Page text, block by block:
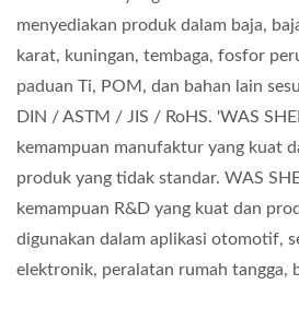
menyediakan produk dalam baja,
karat, kuningan, tembaga, fosfor
paduan Ti, POM, dan bahan lain
DIN / ASTM / JIS / RoHS. 'WAS
kemampuan manufaktur yang kuat
produk yang tidak standar. WAS
kemampuan R&D yang kuat dan
digunakan dalam aplikasi otomotif,
elektronik, peralatan rumah tangga,